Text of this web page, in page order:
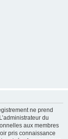
ne prend
du
aux membres
pris connaissance